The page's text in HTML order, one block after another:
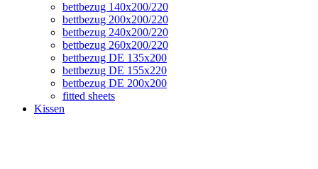
bettbezug 140x200/220
bettbezug 200x200/220
bettbezug 240x200/220
bettbezug 260x200/220
bettbezug DE 135x200
bettbezug DE 155x220
bettbezug DE 200x200
fitted sheets
Kissen